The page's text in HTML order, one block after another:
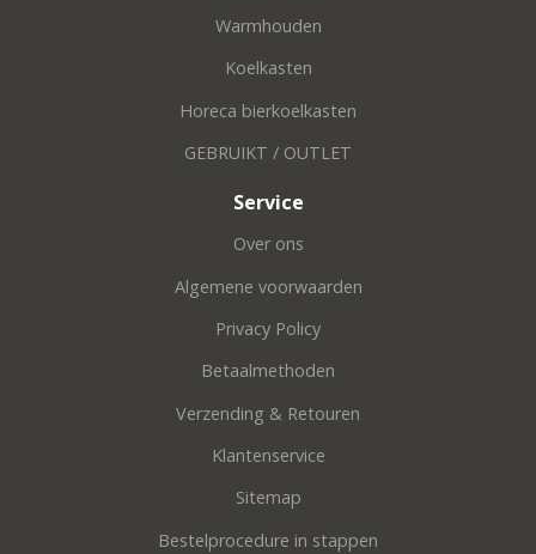
Warmhouden
Koelkasten
Horeca bierkoelkasten
GEBRUIKT / OUTLET
Service
Over ons
Algemene voorwaarden
Privacy Policy
Betaalmethoden
Verzending & Retouren
Klantenservice
Sitemap
Bestelprocedure in stappen